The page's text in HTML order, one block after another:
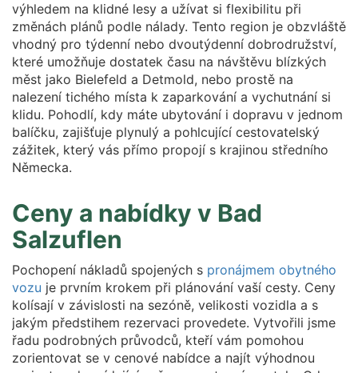
výhledem na klidné lesy a užívat si flexibilitu při
změnách plánů podle nálady. Tento region je obzvláště
vhodný pro týdenní nebo dvoutýdenní dobrodružství,
které umožňuje dostatek času na návštěvu blízkých
měst jako Bielefeld a Detmold, nebo prostě na
nalezení tichého místa k zaparkování a vychutnání si
klidu. Pohodlí, kdy máte ubytování i dopravu v jednom
balíčku, zajišťuje plynulý a pohlcující cestovatelský
zážitek, který vás přímo propojí s krajinou středního
Německa.
Ceny a nabídky v Bad
Salzuflen
Pochopení nákladů spojených s pronájmem obytného
vozu je prvním krokem při plánování vaší cesty. Ceny
kolísají v závislosti na sezóně, velikosti vozidla a s
jakým předstihem rezervaci provedete. Vytvořili jsme
řadu podrobných průvodců, kteří vám pomohou
zorientovat se v cenové nabídce a najít výhodnou